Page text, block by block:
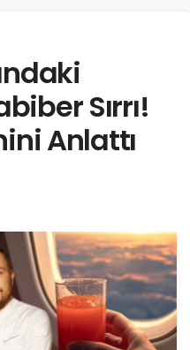
Sırrı!
Anlattı